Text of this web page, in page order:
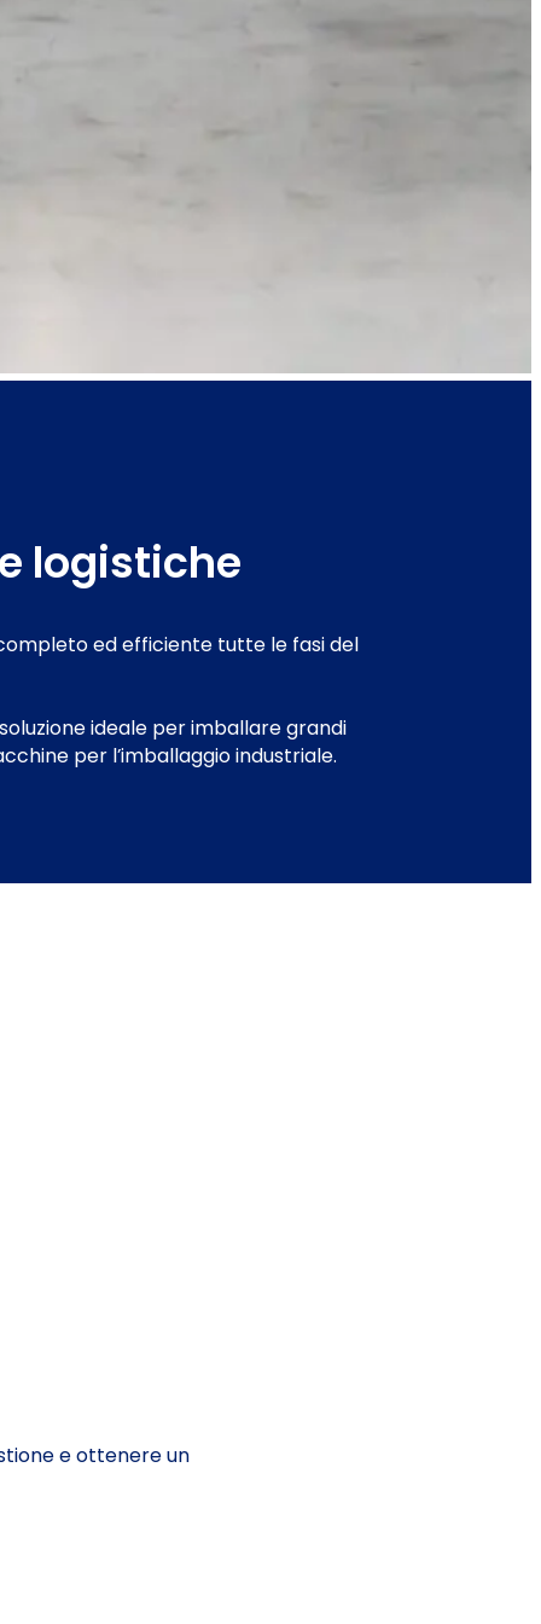
logistiche
ed efficiente tutte le fasi del
ideale per imballare grandi
per l’imballaggio industriale.
e ottenere un